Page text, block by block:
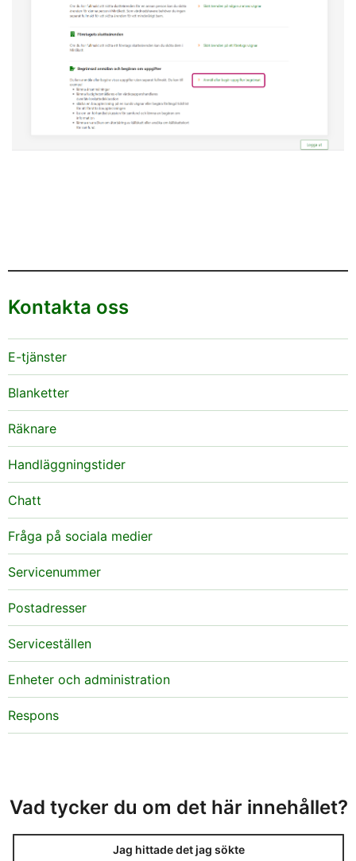
Kontakta oss
E-tjänster
Blanketter
Räknare
Handläggningstider
Chatt
Fråga på sociala medier
Servicenummer
Postadresser
Serviceställen
Enheter och administration
Respons
Vad tycker du om det här innehållet?
Jag hittade det jag sökte